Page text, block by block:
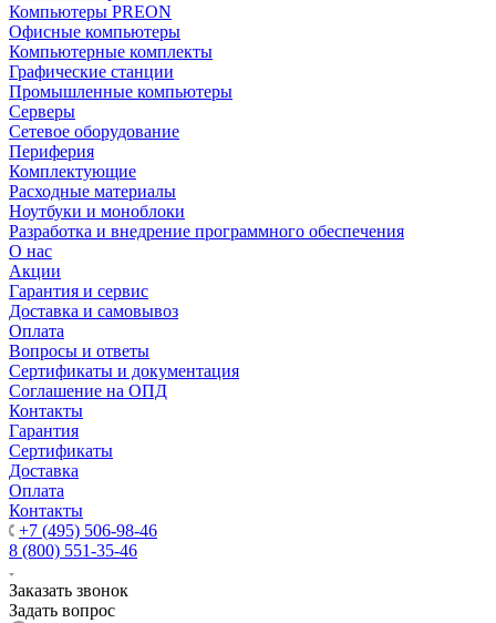
Компьютеры PREON
Офисные компьютеры
Компьютерные комплекты
Графические станции
Промышленные компьютеры
Серверы
Сетевое оборудование
Периферия
Комплектующие
Расходные материалы
Ноутбуки и моноблоки
Разработка и внедрение программного обеспечения
О нас
Акции
Гарантия и сервис
Доставка и самовывоз
Оплата
Вопросы и ответы
Сертификаты и документация
Соглашение на ОПД
Контакты
Гарантия
Сертификаты
Доставка
Оплата
Контакты
+7 (495) 506-98-46
8 (800) 551-35-46
Заказать звонок
Задать вопрос